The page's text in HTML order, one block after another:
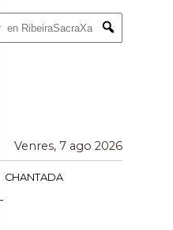
Submit
Venres, 7 ago 2026
CHANTADA